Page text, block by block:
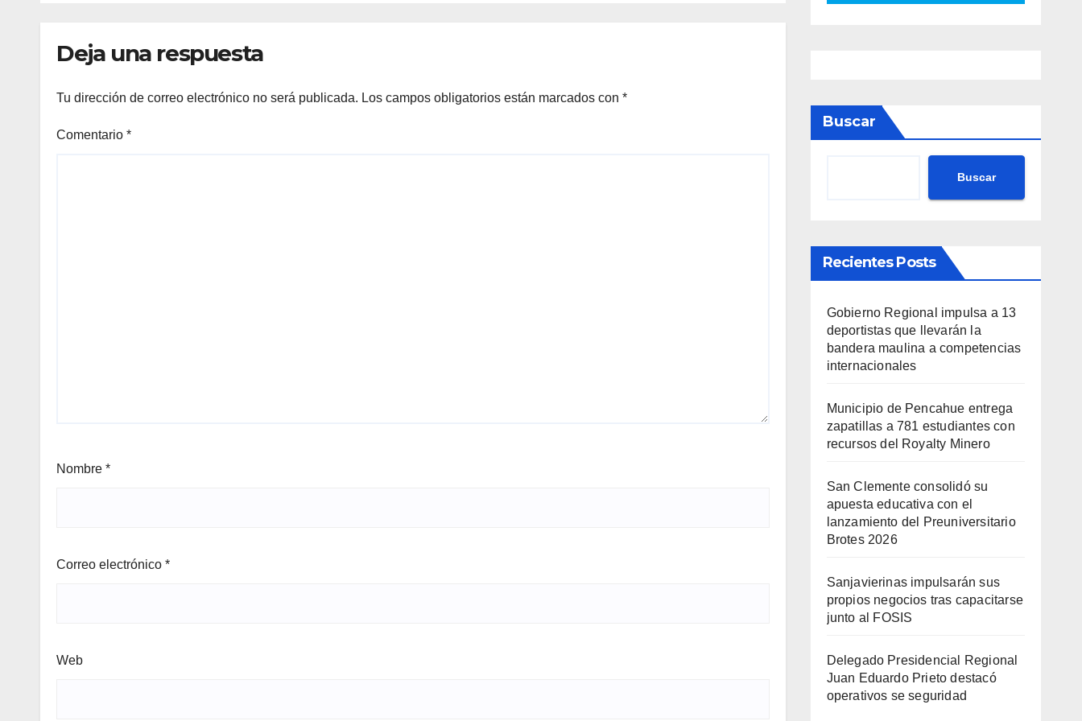
Deja una respuesta
Tu dirección de correo electrónico no será publicada. Los campos obligatorios están marcados con *
Comentario *
Nombre *
Correo electrónico *
Web
Buscar
Buscar
Recientes Posts
Gobierno Regional impulsa a 13
deportistas que llevarán la
bandera maulina a competencias
internacionales
Municipio de Pencahue entrega
zapatillas a 781 estudiantes con
recursos del Royalty Minero
San Clemente consolidó su
apuesta educativa con el
lanzamiento del Preuniversitario
Brotes 2026
Sanjavierinas impulsarán sus
propios negocios tras capacitarse
junto al FOSIS
Delegado Presidencial Regional
Juan Eduardo Prieto destacó
operativos se seguridad